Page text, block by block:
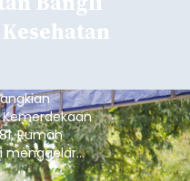
Rumah
menggelar
gratis, Rabu